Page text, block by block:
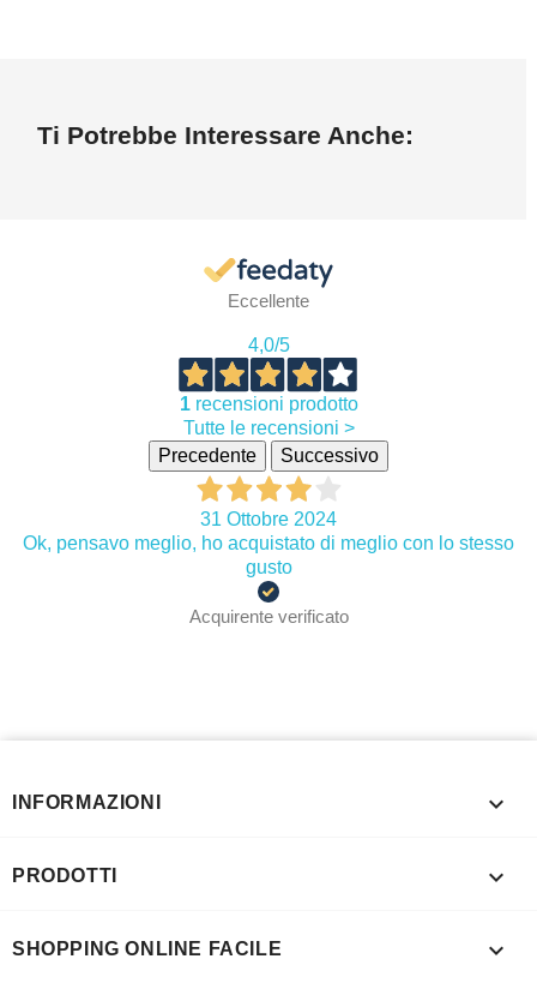
Ti Potrebbe Interessare Anche:
Eccellente
4,0/5
1recensioni prodotto
Tutte le recensioni >
Precedente
Successivo
31 Ottobre 2024
Ok, pensavo meglio, ho acquistato di meglio con lo stesso
gusto
Acquirente verificato
INFORMAZIONI 
PRODOTTI 
SHOPPING ONLINE FACILE 